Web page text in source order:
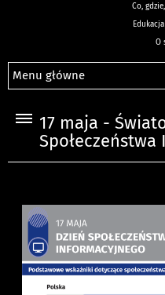
Co,
O
Menu główne
17 maja -